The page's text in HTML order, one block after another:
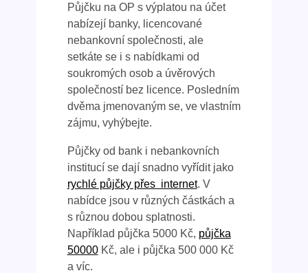
Půjčku na OP s výplatou na účet
nabízejí banky, licencované
nebankovní společnosti, ale
setkáte se i s nabídkami od
soukromých osob a úvěrových
společností bez licence. Posledním
dvěma jmenovaným se, ve vlastním
zájmu, vyhýbejte.
Půjčky od bank i nebankovních
institucí se dají snadno vyřídit jako
rychlé půjčky přes internet. V
nabídce jsou v různých částkách a
s různou dobou splatnosti.
Například půjčka 5000 Kč, půjčka
50000Kč, ale i půjčka 500 000 Kč
a víc.